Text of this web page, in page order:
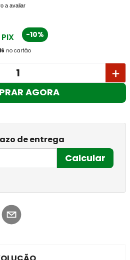
a avaliar
-10%
no cartão
＋
AGORA
de entrega
Calcular